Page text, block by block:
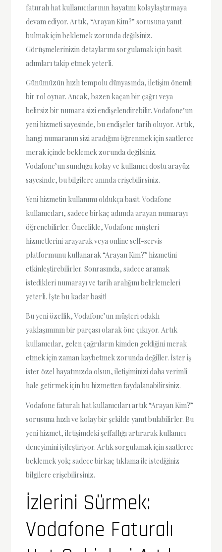
faturalı hat kullanıcılarının hayatını kolaylaştırmaya
devam ediyor. Artık, “Arayan Kim?” sorusuna yanıt
bulmak için beklemek zorunda değilsiniz.
Görüşmelerinizin detaylarını sorgulamak için basit
adımları takip etmek yeterli.
Günümüzün hızlı tempolu dünyasında, iletişim önemli
bir rol oynar. Ancak, bazen kaçan bir çağrı veya
belirsiz bir numara sizi endişelendirebilir. Vodafone’un
yeni hizmeti sayesinde, bu endişeler tarih oluyor. Artık,
hangi numaranın sizi aradığını öğrenmek için saatlerce
merak içinde beklemek zorunda değilsiniz.
Vodafone’un sunduğu kolay ve kullanıcı dostu arayüz
sayesinde, bu bilgilere anında erişebilirsiniz.
Yeni hizmetin kullanımı oldukça basit. Vodafone
kullanıcıları, sadece birkaç adımda arayan numarayı
öğrenebilirler. Öncelikle, Vodafone müşteri
hizmetlerini arayarak veya online self-servis
platformunu kullanarak “Arayan Kim?” hizmetini
etkinleştirebilirler. Sonrasında, sadece aramak
istedikleri numarayı ve tarih aralığını belirlemeleri
yeterli. İşte bu kadar basit!
Bu yeni özellik, Vodafone’un müşteri odaklı
yaklaşımının bir parçası olarak öne çıkıyor. Artık
kullanıcılar, gelen çağrıların kimden geldiğini merak
etmek için zaman kaybetmek zorunda değiller. İster iş
ister özel hayatınızda olsun, iletişiminizi daha verimli
hale getirmek için bu hizmetten faydalanabilirsiniz.
Vodafone faturalı hat kullanıcıları artık “Arayan Kim?”
sorusuna hızlı ve kolay bir şekilde yanıt bulabilirler. Bu
yeni hizmet, iletişimdeki şeffaflığı artırarak kullanıcı
deneyimini iyileştiriyor. Artık sorgulamak için saatlerce
beklemek yok; sadece birkaç tıklama ile istediğiniz
bilgilere erişebilirsiniz.
İzlerini Sürmek:
Vodafone Faturalı